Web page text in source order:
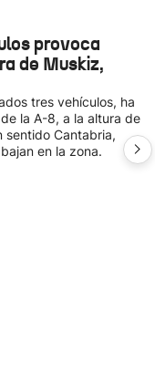
provoca
de Muskiz,
tres vehículos, ha
la A-8, a la altura de
sentido Cantabria,
en la zona.